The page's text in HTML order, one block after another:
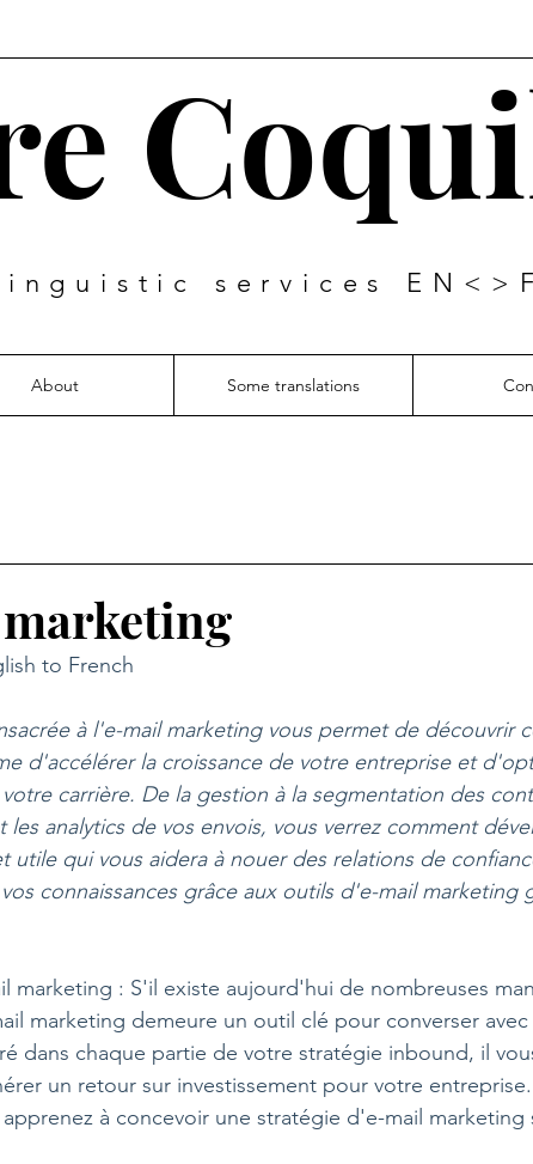
services
About Some translations
to French
à l'e-mail marketing vous permet de découvrir
d'accélérer la croissance de votre entreprise et
carrière. De la gestion à la segmentation des
les analytics de vos envois, vous verrez comment
utile qui vous aidera à nouer des relations de
connaissances grâce aux outils d'e-mail marketing
marketing : S'il existe aujourd'hui de nombreuses
marketing demeure un outil clé pour converser
dans chaque partie de votre stratégie inbound, il
un retour sur investissement pour votre
à concevoir une stratégie d'e-mail marketing